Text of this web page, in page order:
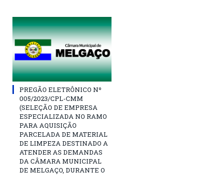
PREGÃO ELETRÔNICO Nº
005/2023/CPL-CMM
(SELEÇÃO DE EMPRESA
ESPECIALIZADA NO RAMO
PARA AQUISIÇÃO
PARCELADA DE MATERIAL
DE LIMPEZA DESTINADO A
ATENDER AS DEMANDAS
DA CÂMARA MUNICIPAL
DE MELGAÇO, DURANTE O